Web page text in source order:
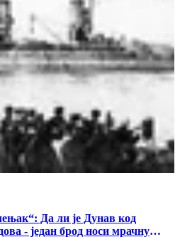
Да ли је Дунав код
- један брод носи мрачну